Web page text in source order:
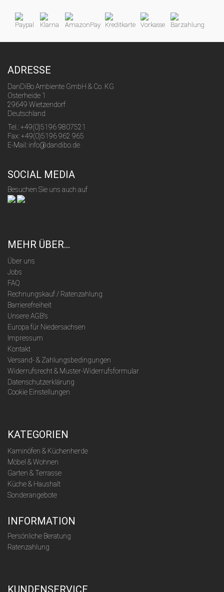
ADRESSE
DanDiBo Ambiente GmbH & Co. KG
Osterheide 1
29649 Wietzendorf
Deutschland
Tel.: +49(0)5196 9807521
Fax: +49(0)5196 962 965
E-Mail: info@dandibo.de
SOCIAL MEDIA
Besuchen Sie uns auch auf
MEHR ÜBER...
Über uns
Jobs
FAQ
Rechnungskauf / Ratenzahlung
Barrierefreiheit
Unsere AGB's
Europa für Niedersachsen
Impressum
Kontakt
Versand- & Zahlungsbedingungen
Widerrufsrecht & Muster-Widerrufsformular
Datenschutzerklärung
Cookie Einstellungen
KATEGORIEN
Kaminöfen & Küchenherde
Möbel & Wohnen
Garten & Terrasse
Küche & Haushalt
Sonderangebote
INFORMATION
Persönliche Beratung
Ratenzahlung